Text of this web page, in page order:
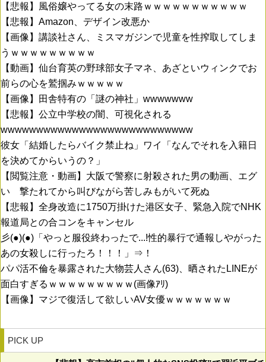
【悲報】風俗嬢やってる女の末路ｗｗｗｗｗｗｗｗｗｗｗ
【悲報】Amazon、デザイン改悪か
【画像】講談社さん、ミスマガジンで児童を性搾取してしま
うｗｗｗｗｗｗｗｗｗ
【動画】仙台育英の野球部女子マネ、あざといウィンクでお
前らの心を鷲掴みｗｗｗｗｗ
【画像】田舎特有の「謎の神社」wwwwwww
【悲報】公立中学校の闇、可視化される
wwwwwwwwwwwwwwwwwwwwwwwwwww
彼女「結婚したらバイク禁止ね」ワイ「なんでそれを入籍日
を決めてからいうの？」
【閲覧注意・動画】大阪で警察に射殺された男の動画、エグ
い 撃たれてから叫びながら苦しみもがいて死ぬ
【悲報】全身改造に1750万掛けた港区女子、緊急入院でNHK
報道局との合コンをキャンセル
彡(●)(●)「やっと服役終わったで...!性的暴行で通報しやがった
あの女殺しに行ったろ！！！」⇒！
パパ活不倫を暴露された大物芸人さん(63)、晒されたLINEが
面白すぎるｗｗｗｗｗｗｗｗｗ(画像ｱﾘ)
【画像】マジで復活して欲しいAV女優ｗｗｗｗｗｗｗ
PICK UP